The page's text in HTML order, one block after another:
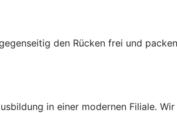
den Rücken frei und
in einer modernen Filiale.